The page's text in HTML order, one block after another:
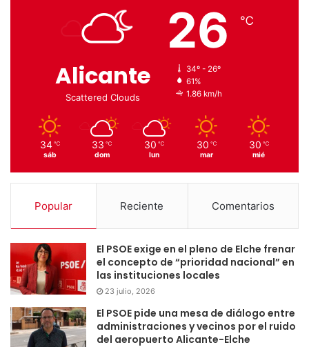
Alicante
Scattered Clouds
26 ℃
34º - 26º
61%
1.86 km/h
34 ℃
sáb
33 ℃
dom
30 ℃
lun
30 ℃
mar
30 ℃
mié
Popular Reciente Comentarios
El PSOE exige en el pleno de Elche frenar
el concepto de “prioridad nacional” en
las instituciones locales
23 julio, 2026
El PSOE pide una mesa de diálogo entre
administraciones y vecinos por el ruido
del aeropuerto Alicante-Elche